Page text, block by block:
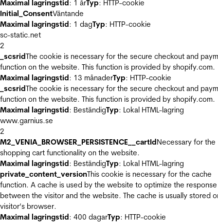
Maximal lagringstid: 1 årTyp: HTTP-cookie
Initial_ConsentVäntande
Maximal lagringstid: 1 dagTyp: HTTP-cookie
sc-static.net
2
_scsridThe cookie is necessary for the secure checkout and
function on the website. This function is provided by shopify.com.
Maximal lagringstid: 13 månaderTyp: HTTP-cookie
_scsridThe cookie is necessary for the secure checkout and
function on the website. This function is provided by shopify.com.
Maximal lagringstid: BeständigTyp: Lokal HTML-lagring
www.garnius.se
2
M2_VENIA_BROWSER_PERSISTENCE__cartIdNecessary for the
shopping cart functionality on the website.
Maximal lagringstid: BeständigTyp: Lokal HTML-lagring
private_content_versionThis cookie is necessary for the cache
function. A cache is used by the website to optimize the
between the visitor and the website. The cache is usually stored
visitor’s browser.
Maximal lagringstid: 400 dagarTyp: HTTP-cookie